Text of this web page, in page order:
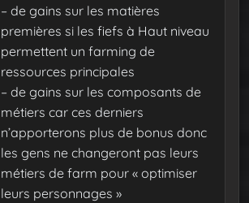
– de gains sur les matières
premières si les fiefs à Haut niveau
permettent un farming de
ressources principales
– de gains sur les composants de
métiers car ces derniers
n’apporterons plus de bonus donc
les gens ne changeront pas leurs
métiers de farm pour « optimiser
leurs personnages »